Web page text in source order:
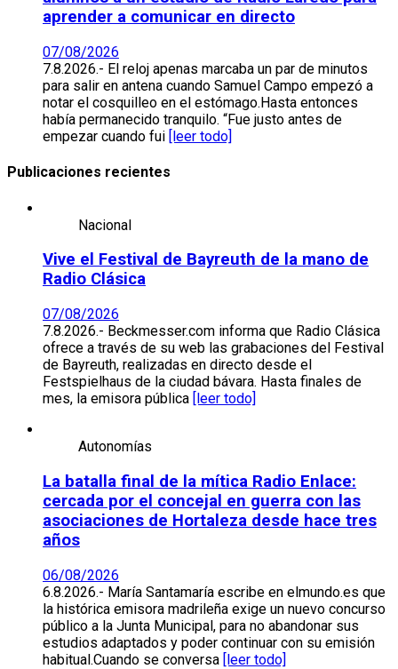
aprender a comunicar en directo
07/08/2026
7.8.2026.- El reloj apenas marcaba un par de minutos
para salir en antena cuando Samuel Campo empezó a
notar el cosquilleo en el estómago.Hasta entonces
había permanecido tranquilo. “Fue justo antes de
empezar cuando fui [leer todo]
Publicaciones recientes
Nacional
Vive el Festival de Bayreuth de la mano de
Radio Clásica
07/08/2026
7.8.2026.- Beckmesser.com informa que Radio Clásica
ofrece a través de su web las grabaciones del Festival
de Bayreuth, realizadas en directo desde el
Festspielhaus de la ciudad bávara. Hasta finales de
mes, la emisora pública [leer todo]
Autonomías
La batalla final de la mítica Radio Enlace:
cercada por el concejal en guerra con las
asociaciones de Hortaleza desde hace tres
años
06/08/2026
6.8.2026.- María Santamaría escribe en elmundo.es que
la histórica emisora madrileña exige un nuevo concurso
público a la Junta Municipal, para no abandonar sus
estudios adaptados y poder continuar con su emisión
habitual.Cuando se conversa [leer todo]